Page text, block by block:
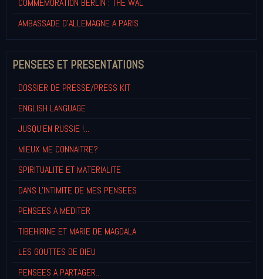
COMMEMORATION BERLIN : THE WAL
AMBASSADE D'ALLEMAGNE A PARIS
PENSEES ET PRESENTATIONS
DOSSIER DE PRESSE/PRESS KIT
ENGLISH LANGUAGE
JUSQU'EN RUSSIE !...
MIEUX ME CONNAITRE?
SPIRITUALITE ET MATERIALITE
DANS L'INTIMITE DE MES PENSEES
PENSEES A MEDITER
TIBEHIRINE ET MARIE DE MAGDALA
LES GOUTTES DE DIEU
PENSEES A PARTAGER...